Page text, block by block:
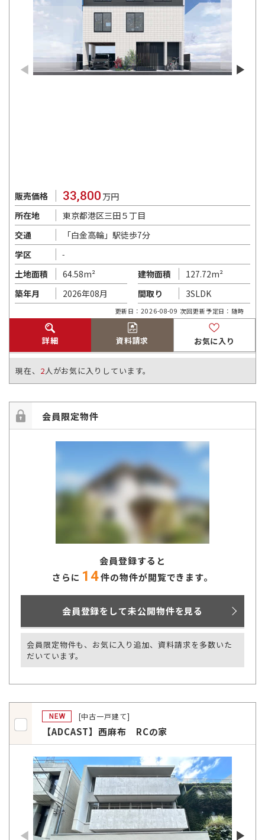
販売価格 33,800 万円
所在地
東京都港区三田５丁目
交通
「白金高輪」駅徒歩7分
学区
-
土地面積 64.58m² 建物面積
127.72m²
築年月
2026年08月 間取り 3SLDK
更新日：2026-08-09 次回更新予定日：随時
詳細 資料請求 お気に入り
現在、 2人がお気に入りしています。
会員限定物件
会員登録すると
さらに 14件の物件が閲覧できます。
会員登録をして未公開物件を見る
会員限定物件も、お気に入り追加、資料請求を多数いた
だいています。
NEW [中古一戸建て]
【ADCAST】西麻布 RCの家